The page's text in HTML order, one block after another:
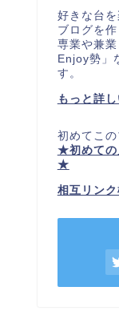
好きな台
ブログを作
専業や兼
Enjoy勢」
す。
もっと詳
初めてこ
★初めての
★
相互リンク